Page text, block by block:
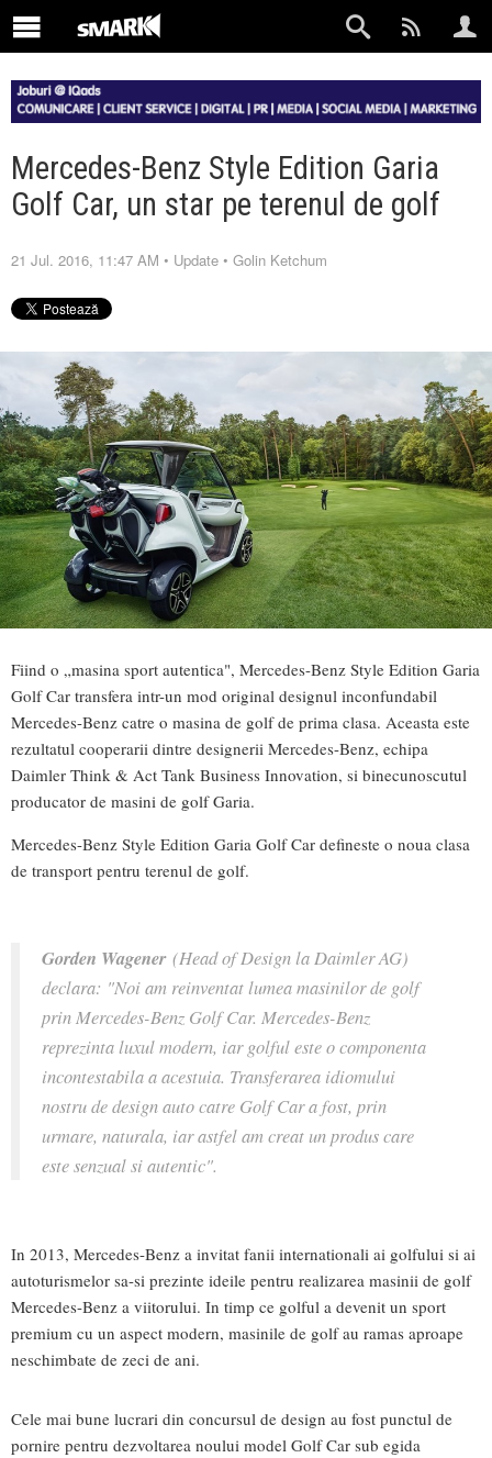
Mercedes-Benz Style Edition Garia
Golf Car, un star pe terenul de golf
21 Jul. 2016, 11:47 AM • Update • Golin Ketchum
Fiind o „masina sport autentica", Mercedes-Benz Style Edition Garia
Golf Car transfera intr-un mod original designul inconfundabil
Mercedes-Benz catre o masina de golf de prima clasa. Aceasta este
rezultatul cooperarii dintre designerii Mercedes-Benz, echipa
Daimler Think & Act Tank Business Innovation, si binecunoscutul
producator de masini de golf Garia.
Mercedes-Benz Style Edition Garia Golf Car defineste o noua clasa
de transport pentru terenul de golf.
Gorden Wagener(Head of Design la Daimler AG)
declara: "Noi am reinventat lumea masinilor de golf
prin Mercedes-Benz Golf Car. Mercedes-Benz
reprezinta luxul modern, iar golful este o componenta
incontestabila a acestuia. Transferarea idiomului
nostru de design auto catre Golf Car a fost, prin
urmare, naturala, iar astfel am creat un produs care
este senzual si autentic".
In 2013, Mercedes-Benz a invitat fanii internationali ai golfului si ai
autoturismelor sa-si prezinte ideile pentru realizarea masinii de golf
Mercedes-Benz a viitorului. In timp ce golful a devenit un sport
premium cu un aspect modern, masinile de golf au ramas aproape
neschimbate de zeci de ani.
Cele mai bune lucrari din concursul de design au fost punctul de
pornire pentru dezvoltarea noului model Golf Car sub egida